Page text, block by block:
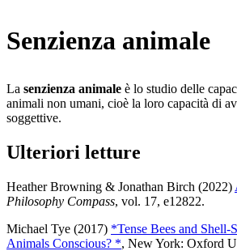
Senzienza animale
La senzienza animale è lo studio delle
animali non umani, cioè la loro capacità di
soggettive.
Ulteriori letture
Heather Browning & Jonathan Birch (2022)
Philosophy Compass, vol. 17, e12822.
Michael Tye (2017) *Tense Bees and Shell-
Animals Conscious? *, New York: Oxford